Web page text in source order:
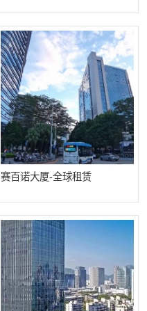
赛百诺大厦-全球租赁
科技园北区
宝安新安
南山西丽
南山桃园